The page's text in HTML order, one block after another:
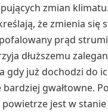
zmian
że zmienia się
pofalowany prąd
dłuższemu
gdy już dochodzi do
gwałtowne.
jest w